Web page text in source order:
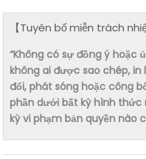
【Tuyên bố miễn trách
“Không có sự đồng ý hoặc
không ai được sao chép, in
đổi, phát sóng hoặc công
phần dưới bất kỳ hình
kỳ vi phạm bản quyền nào